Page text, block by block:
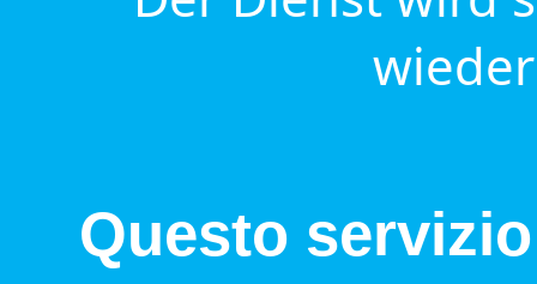
Questo